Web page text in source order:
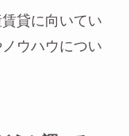
貸に向いてい
ウハウについ